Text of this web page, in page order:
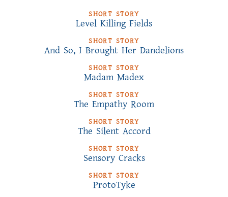
SHORT STORY
Level Killing Fields
SHORT STORY
And So, I Brought Her Dandelions
SHORT STORY
Madam Madex
SHORT STORY
The Empathy Room
SHORT STORY
The Silent Accord
SHORT STORY
Sensory Cracks
SHORT STORY
ProtoTyke